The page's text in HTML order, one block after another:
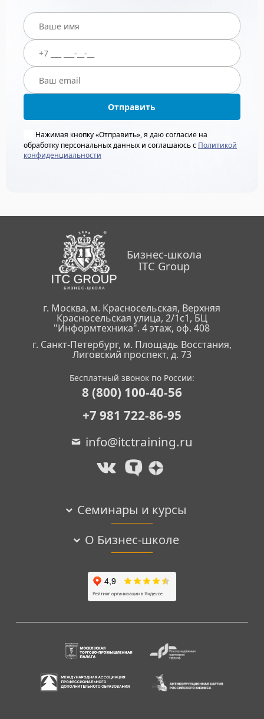
Отправить
Нажимая кнопку «Отправить», я даю согласие на
обработку персональных данных и соглашаюсь с Политикой
конфиденциальности
Бизнес-школа
ITC Group
г. Москва, м. Красносельская, Верхняя
Красносельская улица, 2/1с1, БЦ
"Информтехника". 4 этаж, оф. 408
г. Санкт-Петербург, м. Площадь Восстания,
Лиговский проспект, д. 73
Бесплатный звонок по России:
8 (800) 100-40-56
+7 981 722-86-95
info@itctraining.ru
Семинары и курсы
О Бизнес-школе